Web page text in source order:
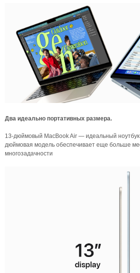
Два идеально портативных размера.
13-дюймовый MacBook Air — идеальный
дюймовая модель обеспечивает еще больше
многозадачности